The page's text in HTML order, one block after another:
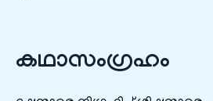
കഥാസംഗ്രഹം